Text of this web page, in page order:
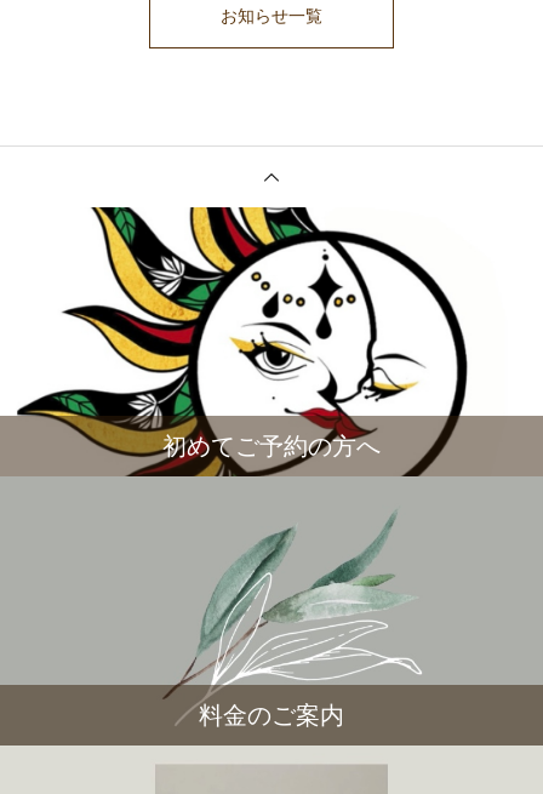
お知らせ一覧
初めてご予約の方へ
料金のご案内